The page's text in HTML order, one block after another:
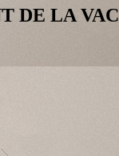
DE LA